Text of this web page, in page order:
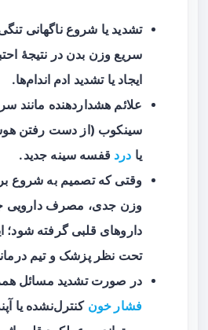
تشدید یا شروع ناگهانی
سریع وزن بدن در نتیجهٔ
ایجاد یا تشدید ادم اندام‌ها.
علائم هشداردهنده مانند
سینکوب (از دست رفتن
یا درد قفسه سینه جدید.
وقتی که تصمیم به شروع
وزن جدی، مصرف دارویی
داروهای قلبی گرفته شود؛
تحت نظر پزشک و تیم
در صورت تشدید مسائل
فشار خون کنترل‌نشده یا